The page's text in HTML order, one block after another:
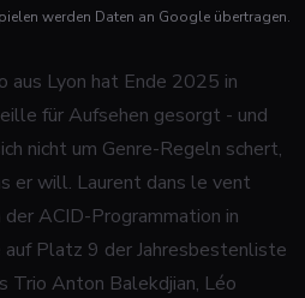
werden Daten an Google übertragen.
aus Lyon hat Ende 2025 in
für Aufsehen gesorgt - und
nicht um Genre-Regeln schert,
er will. Laurent dans le vent
ACID-Programmation in
Platz 9 der Jahresbestenliste
Trio Anton Balekdjian, Léo